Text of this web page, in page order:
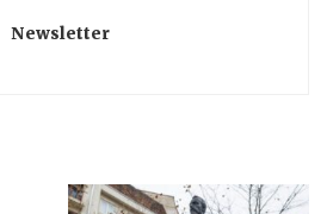
Newsletter